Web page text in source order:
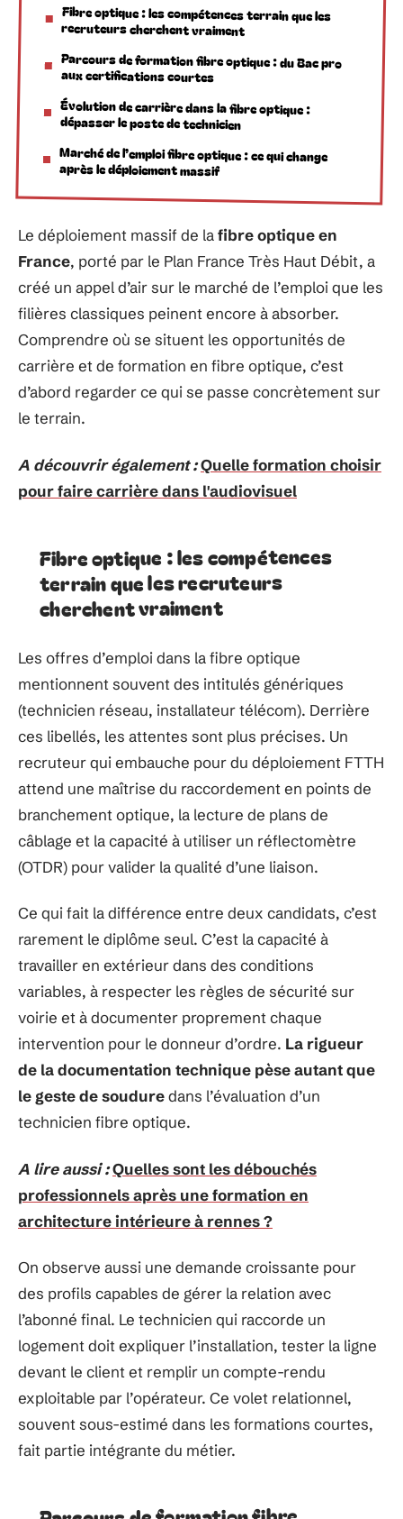
Fibre optique : les compétences terrain que les
recruteurs cherchent vraiment
Parcours de formation fibre optique : du Bac pro
aux certifications courtes
Évolution de carrière dans la fibre optique :
dépasser le poste de technicien
Marché de l’emploi fibre optique : ce qui change
après le déploiement massif
Le déploiement massif de lafibre optique en
France, porté par le Plan France Très Haut Débit, a
créé un appel d’air sur le marché de l’emploi que les
filières classiques peinent encore à absorber.
Comprendre où se situent les opportunités de
carrière et de formation en fibre optique, c’est
d’abord regarder ce qui se passe concrètement sur
le terrain.
A découvrir également :Quelle formation choisir
pour faire carrière dans l'audiovisuel
Fibre optique : les compétences
terrain que les recruteurs
cherchent vraiment
Les offres d’emploi dans la fibre optique
mentionnent souvent des intitulés génériques
(technicien réseau, installateur télécom). Derrière
ces libellés, les attentes sont plus précises. Un
recruteur qui embauche pour du déploiement FTTH
attend une maîtrise du raccordement en points de
branchement optique, la lecture de plans de
câblage et la capacité à utiliser un réflectomètre
(OTDR) pour valider la qualité d’une liaison.
Ce qui fait la différence entre deux candidats, c’est
rarement le diplôme seul. C’est la capacité à
travailler en extérieur dans des conditions
variables, à respecter les règles de sécurité sur
voirie et à documenter proprement chaque
intervention pour le donneur d’ordre. La rigueur
de la documentation technique pèse autant que
le geste de souduredans l’évaluation d’un
technicien fibre optique.
A lire aussi :Quelles sont les débouchés
professionnels après une formation en
architecture intérieure à rennes ?
On observe aussi une demande croissante pour
des profils capables de gérer la relation avec
l’abonné final. Le technicien qui raccorde un
logement doit expliquer l’installation, tester la ligne
devant le client et remplir un compte-rendu
exploitable par l’opérateur. Ce volet relationnel,
souvent sous-estimé dans les formations courtes,
fait partie intégrante du métier.